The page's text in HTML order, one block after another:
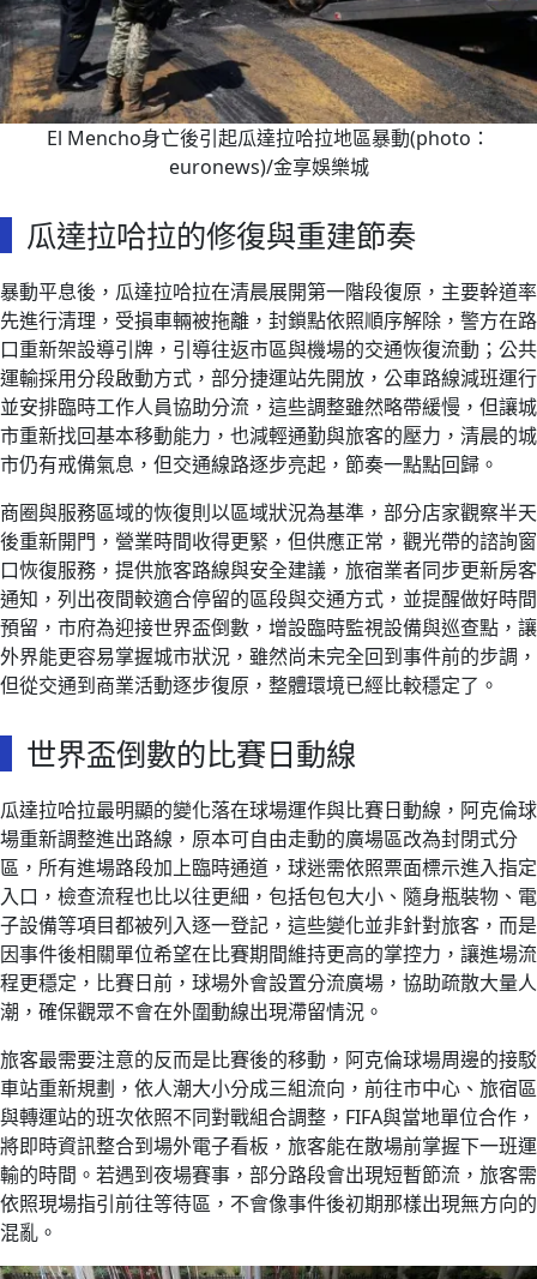
El Mencho身亡後引起瓜達拉哈拉地區暴動(photo：
euronews)/金享娛樂城
瓜達拉哈拉的修復與重建節奏
暴動平息後，瓜達拉哈拉在清晨展開第一階段復原，主要幹道率
先進行清理，受損車輛被拖離，封鎖點依照順序解除，警方在路
口重新架設導引牌，引導往返市區與機場的交通恢復流動；公共
運輸採用分段啟動方式，部分捷運站先開放，公車路線減班運行
並安排臨時工作人員協助分流，這些調整雖然略帶緩慢，但讓城
市重新找回基本移動能力，也減輕通勤與旅客的壓力，清晨的城
市仍有戒備氣息，但交通線路逐步亮起，節奏一點點回歸。
商圈與服務區域的恢復則以區域狀況為基準，部分店家觀察半天
後重新開門，營業時間收得更緊，但供應正常，觀光帶的諮詢窗
口恢復服務，提供旅客路線與安全建議，旅宿業者同步更新房客
通知，列出夜間較適合停留的區段與交通方式，並提醒做好時間
預留，市府為迎接世界盃倒數，增設臨時監視設備與巡查點，讓
外界能更容易掌握城市狀況，雖然尚未完全回到事件前的步調，
但從交通到商業活動逐步復原，整體環境已經比較穩定了。
世界盃倒數的比賽日動線
瓜達拉哈拉最明顯的變化落在球場運作與比賽日動線，阿克倫球
場重新調整進出路線，原本可自由走動的廣場區改為封閉式分
區，所有進場路段加上臨時通道，球迷需依照票面標示進入指定
入口，檢查流程也比以往更細，包括包包大小、隨身瓶裝物、電
子設備等項目都被列入逐一登記，這些變化並非針對旅客，而是
因事件後相關單位希望在比賽期間維持更高的掌控力，讓進場流
程更穩定，比賽日前，球場外會設置分流廣場，協助疏散大量人
潮，確保觀眾不會在外圍動線出現滯留情況。
旅客最需要注意的反而是比賽後的移動，阿克倫球場周邊的接駁
車站重新規劃，依人潮大小分成三組流向，前往市中心、旅宿區
與轉運站的班次依照不同對戰組合調整，FIFA與當地單位合作，
將即時資訊整合到場外電子看板，旅客能在散場前掌握下一班運
輸的時間。若遇到夜場賽事，部分路段會出現短暫節流，旅客需
依照現場指引前往等待區，不會像事件後初期那樣出現無方向的
混亂。